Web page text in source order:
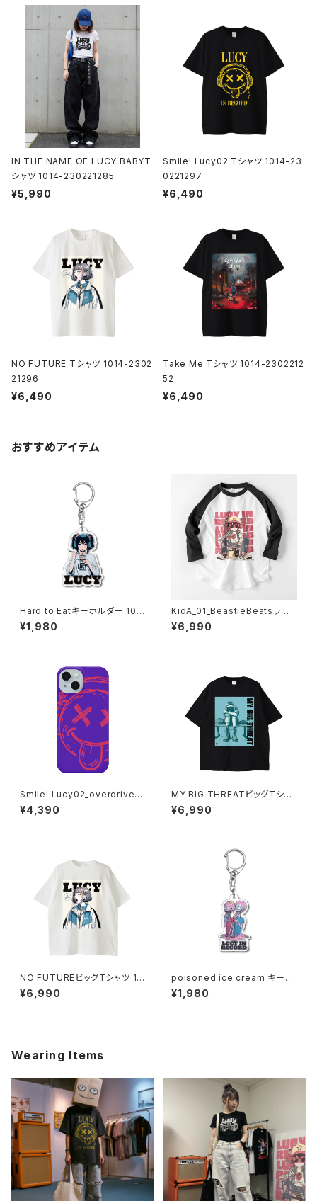
IN THE NAME OF LUCY BABYT
シャツ 1014-230221285
¥5,990
Smile! Lucy02 Tシャツ 1014-23
0221297
¥6,490
NO FUTURE Tシャツ 1014-2302
21296
¥6,490
Take Me Tシャツ 1014-2302212
52
¥6,490
おすすめアイテム
Hard to Eatキーホルダー 101
7-240218017
¥1,980
KidA_01_BeastieBeatsラグラ
ンTシャツ 1014-230221181
¥6,990
Smile! Lucy02_overdrive_B
ad Trip iPhoneケース 1017-
240218096
¥4,390
MY BIG THREATビッグTシャ
ツ 1014-230221073
¥6,990
NO FUTUREビッグTシャツ 10
14-230221072
¥6,990
poisoned ice cream キーホ
ルダー 1020-241126094
¥1,980
Wearing Items